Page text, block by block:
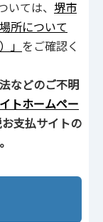
ては、 堺市
所について
」 をご確認く
などのご不明
トホームペー
支払サイトの